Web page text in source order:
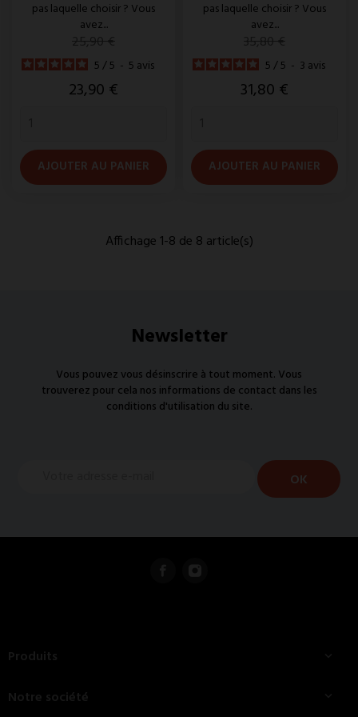
pas laquelle choisir ? Vous
avez...
de
base
5/5 - 5 avis
Prix
23,90 €
AJOUTER AU PANIER
pas laquelle choisir ? Vous
avez...
de
base
5/5 - 3 avis
Prix
31,80 €
AJOUTER AU PANIER
Affichage 1-8 de 8 article(s)
Newsletter
Vous pouvez vous désinscrire à tout moment. Vous
trouverez pour cela nos informations de contact dans les
conditions d'utilisation du site.